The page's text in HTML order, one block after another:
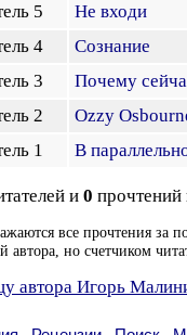
5
Не входи
4
Сознание
3
Почему
2
Ozzy
1
В
и 0 прочтений
все прочтения за
автора, но счетчиком
автора Игорь